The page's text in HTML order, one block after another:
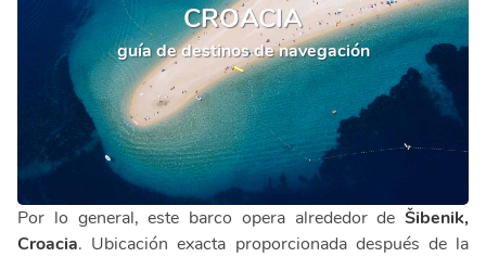
CROACIA
guía de destinos de navegación
Por lo general, este barco opera alrededor de Šibenik,
Croacia. Ubicación exacta proporcionada después de la